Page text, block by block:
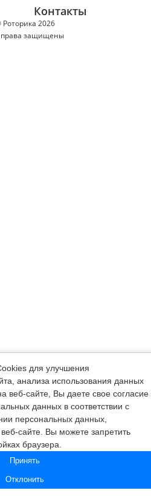
2026
права защищены
Контакты
для улучшения
анализа использования данных
веб-сайте, Вы даете свое согласие
данных в соответствии с
персональных данных,
сайте. Вы можете запретить
браузера.
Принять
Отклонить